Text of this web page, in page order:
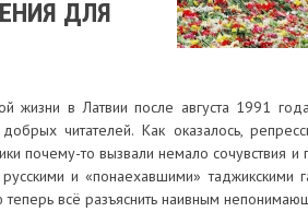
ДЛЯ
жизни в Латвии после августа 1991
читателей. Как оказалось,
почему-то вызвали немало сочувствия и
и «понаехавшими» таджикскими
всё разъяснить наивным